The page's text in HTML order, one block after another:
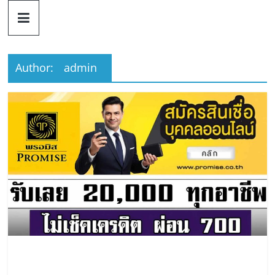
content
ดวง
ราศี
เงิน
สิน
เชื่อ
ดวง
ราศี
เงิน
Author: admin